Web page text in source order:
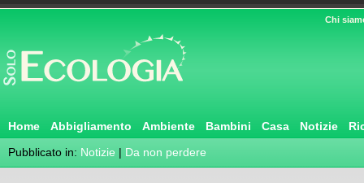
Chi
Home Abbigliamento Ambiente Bambini Casa Notizie
Pubblicato in: Notizie | Da non perdere